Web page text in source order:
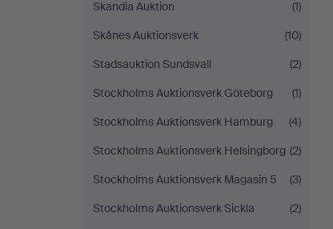
Skandia Auktion
(1)
Skånes Auktionsverk
(10)
Stadsauktion Sundsvall
(2)
Stockholms Auktionsverk Göteborg
(1)
Stockholms Auktionsverk Hamburg
(4)
Stockholms Auktionsverk Helsingborg (2)
Stockholms Auktionsverk Magasin 5
(3)
Stockholms Auktionsverk Sickla
(2)